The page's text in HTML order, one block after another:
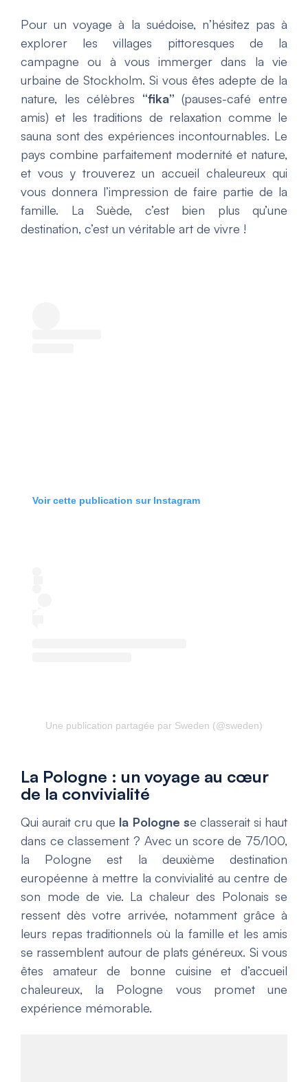
Pour un voyage à la suédoise, n’hésitez pas à
explorer les villages pittoresques de la
campagne ou à vous immerger dans la vie
urbaine de Stockholm. Si vous êtes adepte de la
nature, les célèbres “fika” (pauses-café entre
amis) et les traditions de relaxation comme le
sauna sont des expériences incontournables. Le
pays combine parfaitement modernité et nature,
et vous y trouverez un accueil chaleureux qui
vous donnera l’impression de faire partie de la
famille. La Suède, c’est bien plus qu’une
destination, c’est un véritable art de vivre !
Voir cette publication sur Instagram
Une publication partagée par Sweden (@sweden)
La Pologne : un voyage au cœur
de la convivialité
Qui aurait cru que la Pologne se classerait si haut
dans ce classement ? Avec un score de 75/100,
la Pologne est la deuxième destination
européenne à mettre la convivialité au centre de
son mode de vie. La chaleur des Polonais se
ressent dès votre arrivée, notamment grâce à
leurs repas traditionnels où la famille et les amis
se rassemblent autour de plats généreux. Si vous
êtes amateur de bonne cuisine et d’accueil
chaleureux, la Pologne vous promet une
expérience mémorable.